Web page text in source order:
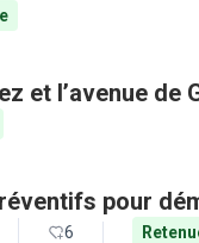
et l’avenue de
pour
6